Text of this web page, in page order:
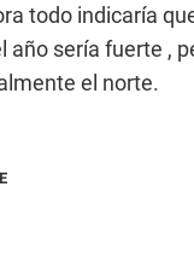
todo indicaría
sería fuerte ,
el norte.